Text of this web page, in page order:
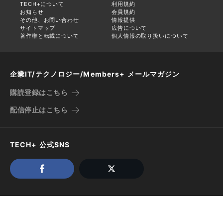
TECH+について
利用規約
お知らせ
会員規約
その他、お問い合わせ
情報提供
サイトマップ
広告について
著作権と転載について
個人情報の取り扱いについて
企業IT/テクノロジー/Members+ メールマガジン
購読登録はこちら
配信停止はこちら
TECH+ 公式SNS